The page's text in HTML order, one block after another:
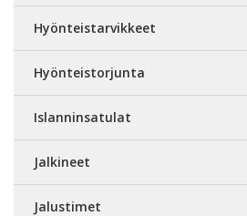
Hyönteistarvikkeet
Hyönteistorjunta
Islanninsatulat
Jalkineet
Jalustimet